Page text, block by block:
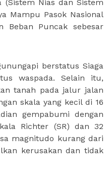
(Sistem Nias dan Sistem
Mampu Pasok Nasional
Beban Puncak sebesar
berstatus Siaga
waspada. Selain itu,
tanah pada jalur jalan
skala yang kecil di 16
gempabumi dengan
Richter (SR) dan 32
magnitudo kurang dari
kerusakan dan tidak